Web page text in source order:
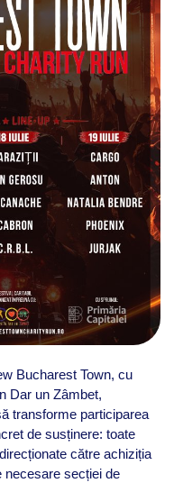
Bucharest Town, cu
Dar un Zâmbet,
transforme participarea
de susținere: toate
către achiziția
necesare secției de